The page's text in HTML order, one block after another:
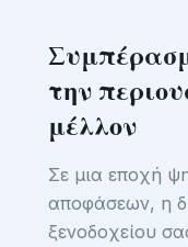
την
μέλλον
Σε μια εποχή
αποφάσεων, η
ξενοδοχείου